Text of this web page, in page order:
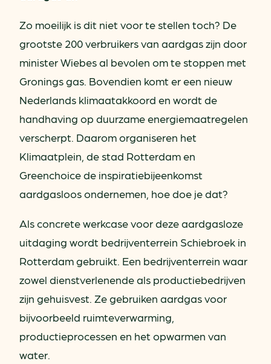
Zo moeilijk is dit niet voor te stellen toch? De
grootste 200 verbruikers van aardgas zijn door
minister Wiebes al bevolen om te stoppen met
Gronings gas. Bovendien komt er een nieuw
Nederlands klimaatakkoord en wordt de
handhaving op duurzame energiemaatregelen
verscherpt. Daarom organiseren het
Klimaatplein, de stad Rotterdam en
Greenchoice de inspiratiebijeenkomst
aardgasloos ondernemen, hoe doe je dat?
Als concrete werkcase voor deze aardgasloze
uitdaging wordt bedrijventerrein Schiebroek in
Rotterdam gebruikt. Een bedrijventerrein waar
zowel dienstverlenende als productiebedrijven
zijn gehuisvest. Ze gebruiken aardgas voor
bijvoorbeeld ruimteverwarming,
productieprocessen en het opwarmen van
water.